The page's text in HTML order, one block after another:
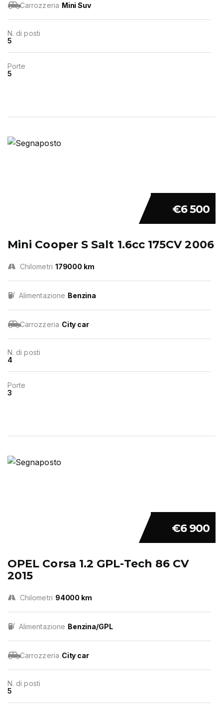
Carrozzeria Mini Suv
N. di posti
5
Porte
5
€6 500
Mini Cooper S Salt 1.6cc 175CV 2006
Chilometri 179000 km
Alimentazione Benzina
Carrozzeria City car
N. di posti
4
Porte
3
€6 900
OPEL Corsa 1.2 GPL-Tech 86 CV
2015
Chilometri 94000 km
Alimentazione Benzina/GPL
Carrozzeria City car
N. di posti
5